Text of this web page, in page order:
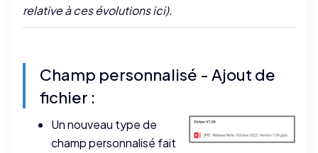
relative à ces évolutionsici).
Champ personnalisé - Ajout de
fichier :
Un nouveau type de
champ personnalisé fait